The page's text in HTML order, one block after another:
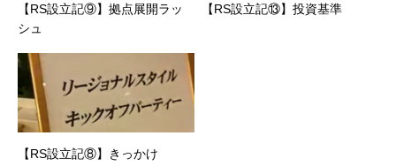
【RS設立記⑨】拠点展開ラッ
シュ
【RS設立記⑬】投資基準
【RS設立記⑧】きっかけ